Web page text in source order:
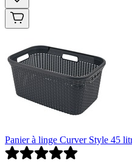
Panier à linge Curver Style 45